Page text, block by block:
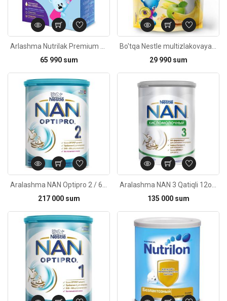
65 990 sum
29 990 sum
217 000 sum
Kod: 2561
135 000 sum
Kod: 2909